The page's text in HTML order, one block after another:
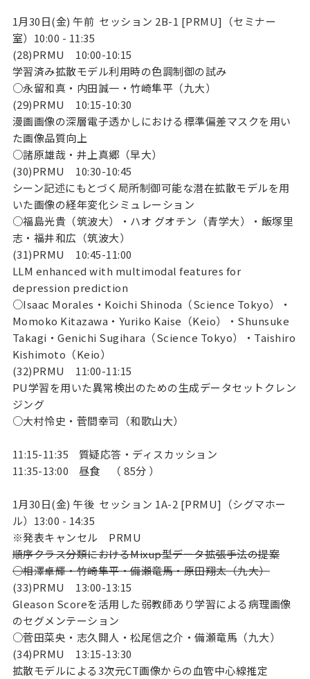
1月30日(金) 午前 セッション 2B-1 [PRMU]（セミナー
室）10:00 - 11:35
(28)PRMU 10:00-10:15
学習済み拡散モデル利用時の色調制御の試み
○永留和真・内田誠一・竹崎隼平（九大）
(29)PRMU 10:15-10:30
漫画画像の深層電子透かしにおける標準偏差マスクを用い
た画像品質向上
○諸原雄哉・井上真郷（早大）
(30)PRMU 10:30-10:45
シーン記述にもとづく局所制御可能な潜在拡散モデルを用
いた画像の経年変化シミュレーション
○福島光貴（筑波大）・ハオ グオチン（青学大）・飯塚里
志・福井和広（筑波大）
(31)PRMU 10:45-11:00
LLM enhanced with multimodal features for
depression prediction
○Isaac Morales・Koichi Shinoda（Science Tokyo）・
Momoko Kitazawa・Yuriko Kaise（Keio）・Shunsuke
Takagi・Genichi Sugihara（Science Tokyo）・Taishiro
Kishimoto（Keio）
(32)PRMU 11:00-11:15
PU学習を用いた異常検出のための生成データセットクレン
ジング
○大村怜史・菅間幸司（和歌山大）
11:15-11:35
質疑応答・ディスカッション
11:35-13:00
昼食 （ 85分 ）
1月30日(金) 午後 セッション 1A-2 [PRMU]（シグマホー
ル）13:00 - 14:35
※発表キャンセル PRMU
順序クラス分類におけるMixup型データ拡張手法の提案
○相澤卓輝・竹崎隼平・備瀬竜馬・原田翔太（九大）
(33)PRMU 13:00-13:15
Gleason Scoreを活用した弱教師あり学習による病理画像
のセグメンテーション
○菅田菜央・志久開人・松尾信之介・備瀬竜馬（九大）
(34)PRMU 13:15-13:30
拡散モデルによる3次元CT画像からの血管中心線推定